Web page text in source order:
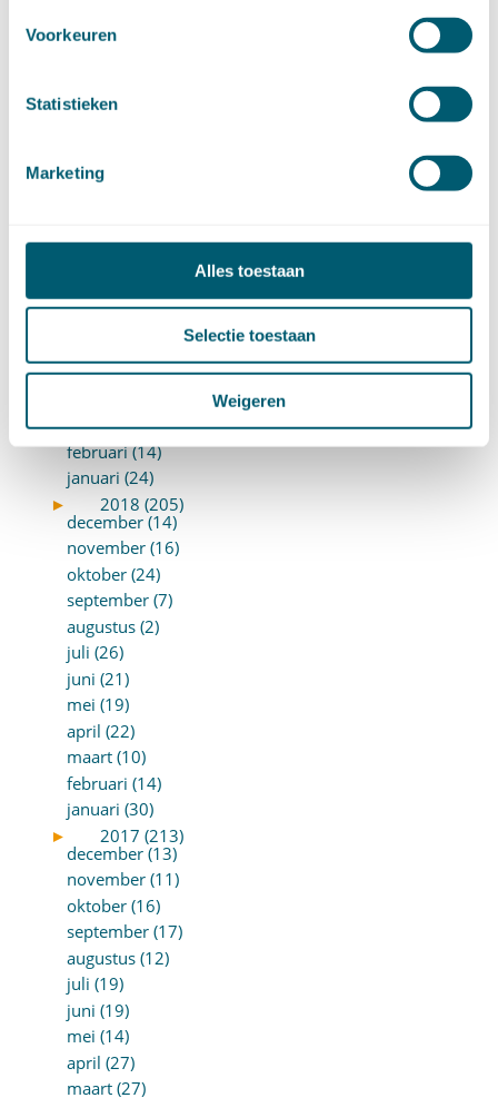
Voorkeuren
Statistieken
Marketing
Alles toestaan
Selectie toestaan
Weigeren
mei (12)
maart (15)
►
2019 (147)
december (8)
oktober (13)
augustus (10)
mei (14)
maart (10)
februari (14)
januari (24)
►
2018 (205)
december (14)
november (16)
oktober (24)
september (7)
augustus (2)
juli (26)
juni (21)
mei (19)
april (22)
maart (10)
februari (14)
januari (30)
►
2017 (213)
december (13)
november (11)
oktober (16)
september (17)
augustus (12)
juli (19)
juni (19)
mei (14)
april (27)
maart (27)